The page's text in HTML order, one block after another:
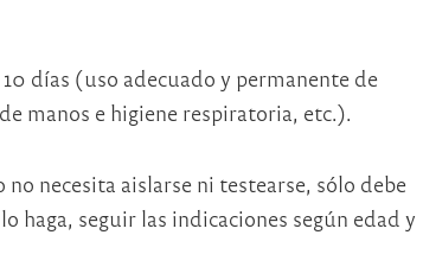
días (uso adecuado y permanente de
manos e higiene respiratoria, etc.).
necesita aislarse ni testearse, sólo debe
haga, seguir las indicaciones según edad y